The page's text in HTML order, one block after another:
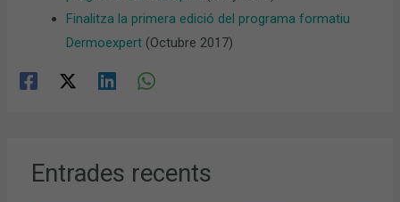
Finalitza la primera edició del programa formatiu
Dermoexpert (Octubre 2017)
Entrades recents